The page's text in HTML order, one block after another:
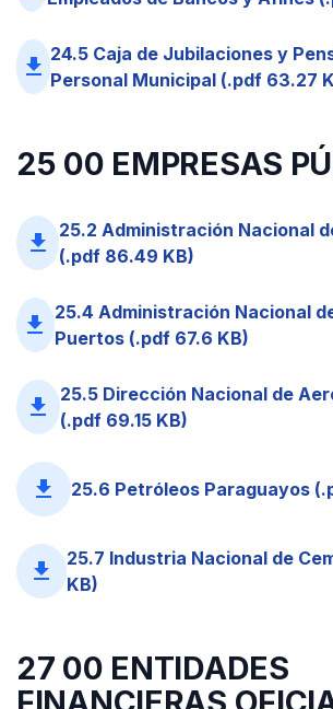
file_download 24.5 Caja de Jubilaciones y
Personal Municipal (.pdf 63.27
25 00 EMPRESAS
file_download
25.2 Administración Nacional
(.pdf 86.49 KB)
file_download 25.4 Administración Nacional
Puertos (.pdf 67.6 KB)
file_download
25.5 Dirección Nacional de
(.pdf 69.15 KB)
file_download 25.6 Petróleos Paraguayos
file_download
25.7 Industria Nacional de
KB)
27 00 ENTIDADES